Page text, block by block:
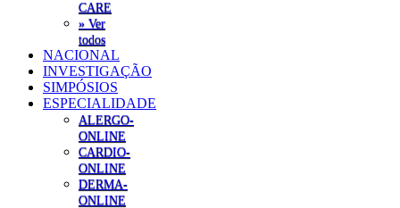
CARE
» Ver
todos
NACIONAL
INVESTIGAÇÃO
SIMPÓSIOS
ESPECIALIDADE
ALERGO-
ONLINE
CARDIO-
ONLINE
DERMA-
ONLINE